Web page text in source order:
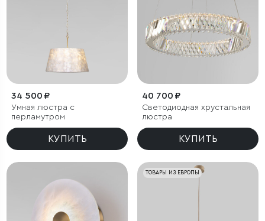
34 500 ₽
Умная люстра с
перламутром
КУПИТЬ
40 700 ₽
Светодиодная хрустальная
люстра
КУПИТЬ
ТОВАРЫ ИЗ ЕВРОПЫ